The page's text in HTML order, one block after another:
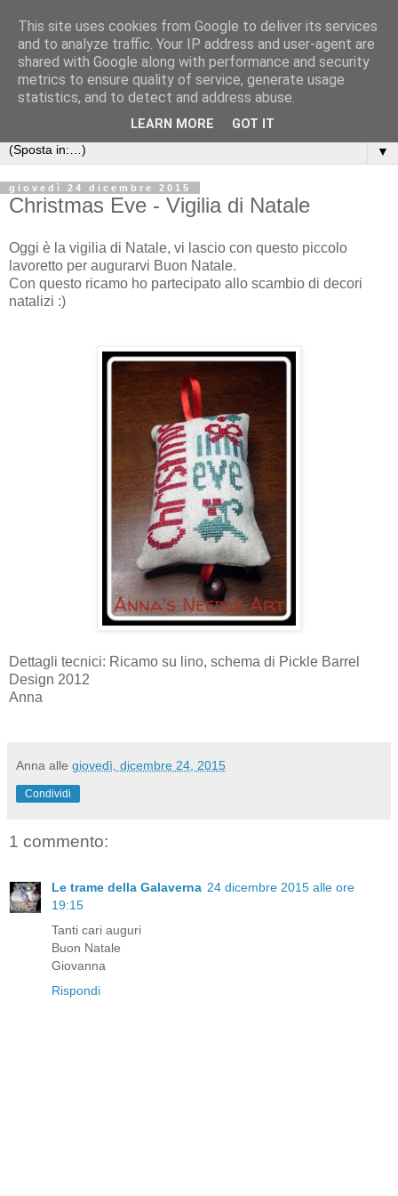
Anna's Needle Art
Quando l'incontro tra un ago ed un filo può creare una
piccola opera d'arte
▼
giovedì 24 dicembre 2015
Christmas Eve - Vigilia di Natale
Oggi è la vigilia di Natale, vi lascio con questo piccolo
lavoretto per augurarvi Buon Natale.
Con questo ricamo ho partecipato allo scambio di decori
natalizi :)
Dettagli tecnici: Ricamo su lino, schema di Pickle Barrel
Design 2012
Anna
Anna alle giovedì, dicembre 24, 2015
Condividi
1 commento:
Le trame della Galaverna 24 dicembre 2015 alle ore
19:15
Tanti cari auguri
Buon Natale
Giovanna
Rispondi
This site uses cookies from Google to deliver its services
and to analyze traffic. Your IP address and user-agent are
shared with Google along with performance and security
metrics to ensure quality of service, generate usage
statistics, and to detect and address abuse.
LEARN MORE GOT IT